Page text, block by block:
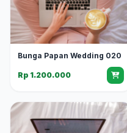
Bunga Papan Wedding 020
Rp 1.200.000